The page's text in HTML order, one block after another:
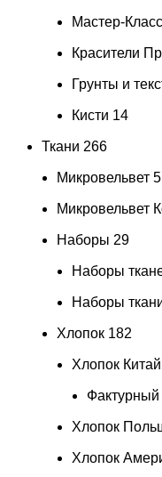
Мастер-
Красители
Грунты и
Кисти 14
Ткани 266
Микровельвет 5
Микровельвет
Наборы 29
Наборы
Наборы
Хлопок 182
Хлопок Китай
Фактурный
Хлопок
Хлопок